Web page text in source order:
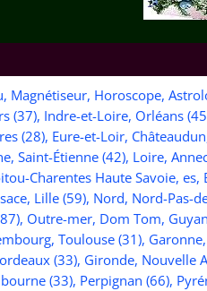
Horoscope,
(37), Indre-et-Loire, Orléans
(28), Eure-et-Loir,
Saint-Étienne (42), Loire,
Charentes Haute Savoie, es,
Lille (59), Nord, Nord-Pas-
Outre-mer, Dom Tom,
Toulouse (31),
(33), Gironde, Nouvelle
(33), Perpignan (66),